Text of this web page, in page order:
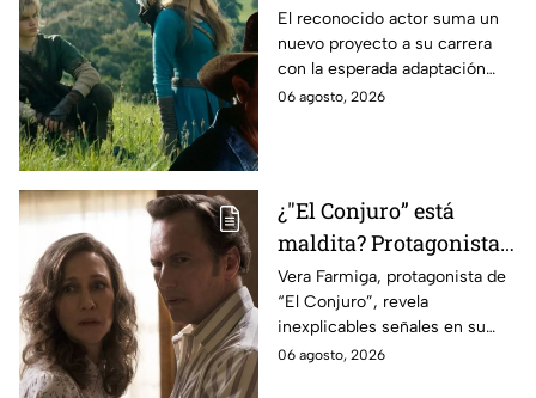
antes de morir: esto es
lo que se sabe hasta
ahora
El reconocido actor suma un
nuevo proyecto a su carrera
con la esperada adaptación
cinematográfica del popular
06 agosto, 2026
¿"El Conjuro” está
maldita? Protagonista
revela INQUIETANTES
señales en su cuerpo
durante la grabación de
la película
Vera Farmiga, protagonista de
“El Conjuro”, revela
inexplicables señales en su
cuerpo durante el rodaje de la
06 agosto, 2026